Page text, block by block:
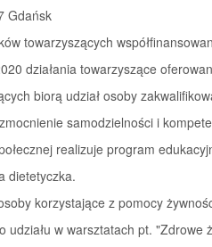
Gdańsk
towarzyszących
działania towarzyszące
biorą udział osoby
samodzielności i
realizuje program
dietetyczka.
korzystające z pomocy
udziału w warsztatach pt.